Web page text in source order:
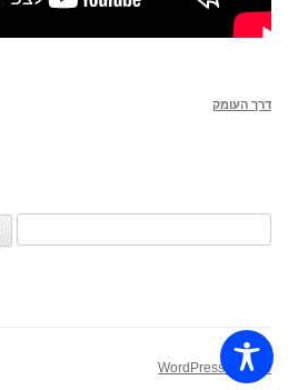
דרך העומק
פועל על WordPress